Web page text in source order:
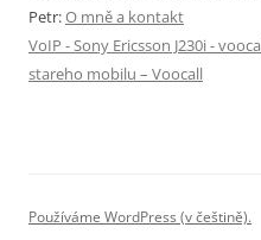
Petr:O mně a kontakt
VoIP - Sony Ericsson J230i -
stareho mobilu – Voocall
Používáme WordPress (v češtině).